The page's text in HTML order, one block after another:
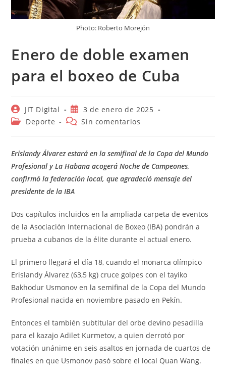
Photo: Roberto Morejón
Enero de doble examen
para el boxeo de Cuba
Autor
de
JIT Digital
Publicación
de
la
3 de enero de 2025
Categoría
entrada:
Deporte
Comentarios
entrada:
Sin comentarios
Erislandy Álvarez estará en la semifinal de la Copa del Mundo
Profesional y La Habana acogerá Noche de Campeones,
confirmó la federación local, que agradeció mensaje del
presidente de la IBA
Dos capítulos incluidos en la ampliada carpeta de eventos
de la Asociación Internacional de Boxeo (IBA) pondrán a
prueba a cubanos de la élite durante el actual enero.
El primero llegará el día 18, cuando el monarca olímpico
Erislandy Álvarez (63,5 kg) cruce golpes con el tayiko
Bakhodur Usmonov en la semifinal de la Copa del Mundo
Profesional nacida en noviembre pasado en Pekín.
Entonces el también subtitular del orbe devino pesadilla
para el kazajo Adilet Kurmetov, a quien derrotó por
votación unánime en seis asaltos en jornada de cuartos de
finales en que Usmonov pasó sobre el local Quan Wang.